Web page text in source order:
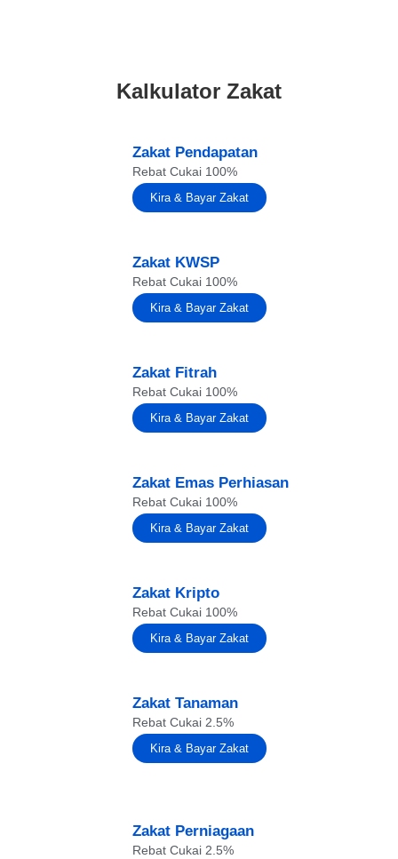
Kalkulator Zakat
Zakat Pendapatan
Rebat Cukai 100%
Kira & Bayar Zakat
Zakat KWSP
Rebat Cukai 100%
Kira & Bayar Zakat
Zakat Fitrah
Rebat Cukai 100%
Kira & Bayar Zakat
Zakat Emas Perhiasan
Rebat Cukai 100%
Kira & Bayar Zakat
Zakat Kripto
Rebat Cukai 100%
Kira & Bayar Zakat
Zakat Tanaman
Rebat Cukai 2.5%
Kira & Bayar Zakat
Zakat Perniagaan
Rebat Cukai 2.5%